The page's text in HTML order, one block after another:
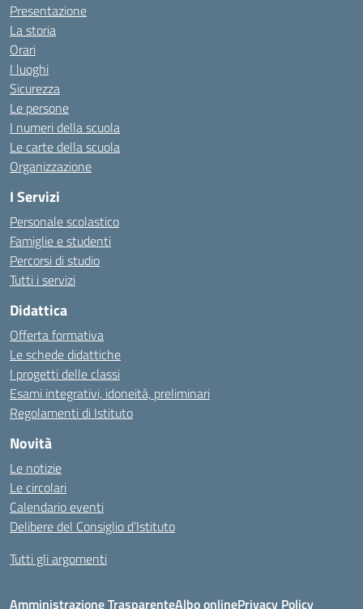
Presentazione
La storia
Orari
I luoghi
Sicurezza
Le persone
I numeri della scuola
Le carte della scuola
Organizzazione
I Servizi
Personale scolastico
Famiglie e studenti
Percorsi di studio
Tutti i servizi
Didattica
Offerta formativa
Le schede didattiche
I progetti delle classi
Esami integrativi, idoneità, preliminari
Regolamenti di Istituto
Novità
Le notizie
Le circolari
Calendario eventi
Delibere del Consiglio d’Istituto
Tutti gli argomenti
Amministrazione TrasparenteAlbo onlinePrivacy Policy